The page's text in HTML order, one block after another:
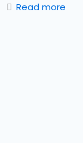
Read more